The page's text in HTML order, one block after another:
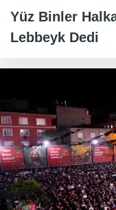
Yüz Binler
Lebbeyk Dedi